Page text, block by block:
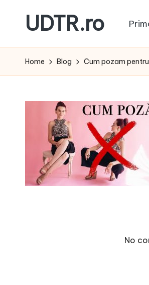
content
UDTR.ro
dorul
te
Home Blog Cum pozam
No